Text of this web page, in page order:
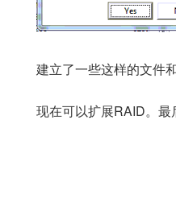
建立了一些这样的文件
现在可以扩展RAID。最